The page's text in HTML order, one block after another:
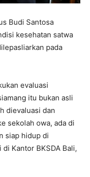
Budi Santosa
kesehatan satwa
pada
evaluasi
itu bukan asli
dievaluasi dan
sekolah owa, ada di
siap hidup di
Kantor BKSDA Bali,